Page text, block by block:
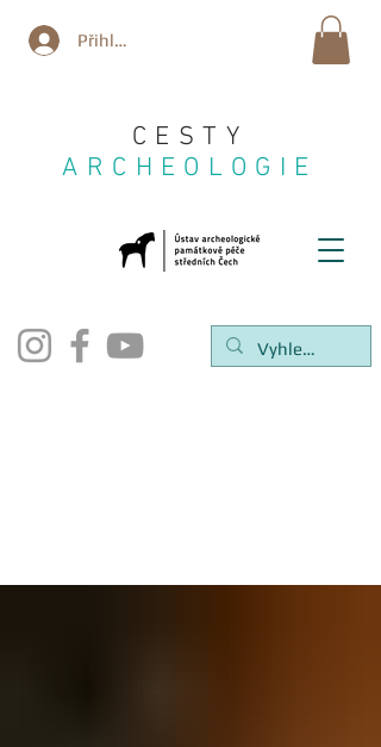
CESTY
ARCHEOLOGIE
Přihlásit se